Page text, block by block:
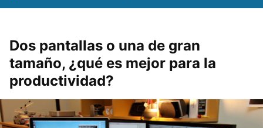
Dos pantallas o una de gran
tamaño, ¿qué es mejor para la
productividad?